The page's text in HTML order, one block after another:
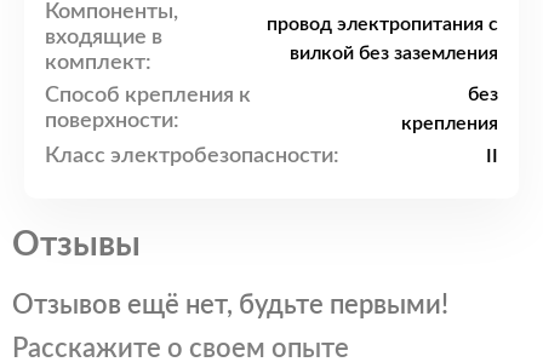
Компоненты,
входящие в
комплект:
провод электропитания с
вилкой без заземления
Способ крепления к
поверхности:
без
крепления
Класс электробезопасности:
Отзывы
Отзывов ещё нет, будьте первыми!
Расскажите о своем опыте